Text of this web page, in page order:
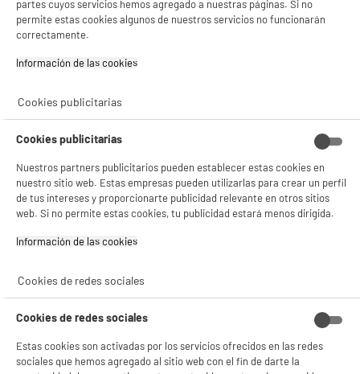
compare_product
A
★★★★★
★★★★★
4/5(175)
compare_product
CLIM-A16 4.000 frigorías / 50 m²
399€96
Pago a
plazos
BY ELECTRODEPOT
Universal para Tubo de Extracción
Superficie ideal :
partes cuyos servicios hemos agregado a nuestras páginas. Si no
permite estas cookies algunos de nuestros servicios no funcionarán
correctamente.
Información de las cookies‎
Cookies publicitarias
Cookies publicitarias
Nuestros partners publicitarios pueden establecer estas cookies en
nuestro sitio web. Estas empresas pueden utilizarlas para crear un perfil
de tus intereses y proporcionarte publicidad relevante en otros sitios
web. Si no permite estas cookies, tu publicidad estará menos dirigida.
Información de las cookies‎
Cookies de redes sociales
Cookies de redes sociales
Estas cookies son activadas por los servicios ofrecidos en las redes
sociales que hemos agregado al sitio web con el fin de darte la